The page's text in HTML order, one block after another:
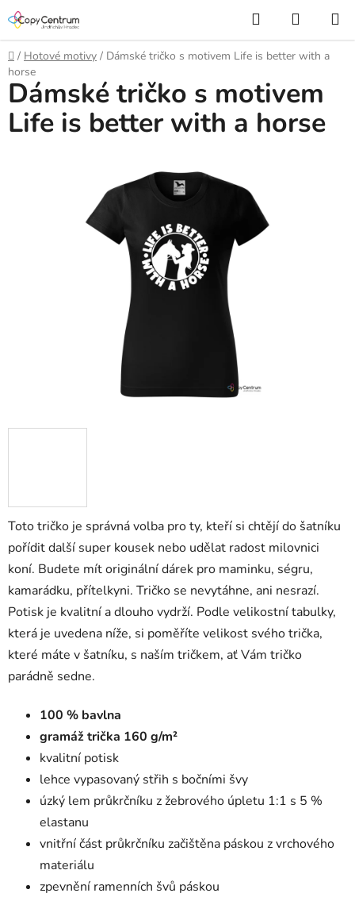
Přejít
na
obsah
Hledat
KOŠÍK
Domů
/ Hotové motivy / Dámské tričko s motivem Life is better with a
horse
Toto tričko je správná volba pro ty, kteří si chtějí do šatníku
pořídit další super kousek nebo udělat radost milovnici
koní. Budete mít originální dárek pro maminku, ségru,
kamarádku, přítelkyni. Tričko se nevytáhne, ani nesrazí.
Potisk je kvalitní a dlouho vydrží. Podle velikostní tabulky,
která je uvedena níže, si poměříte velikost svého trička,
které máte v šatníku, s naším tričkem, ať Vám tričko
parádně sedne.
100 % bavlna
gramáž trička 160 g/m²
kvalitní potisk
lehce vypasovaný střih s bočními švy
úzký lem průkrčníku z žebrového úpletu 1:1 s 5 %
elastanu
vnitřní část průkrčníku začištěna páskou z vrchového
materiálu
zpevnění ramenních švů páskou
Dámské tričko s motivem
Life is better with a horse